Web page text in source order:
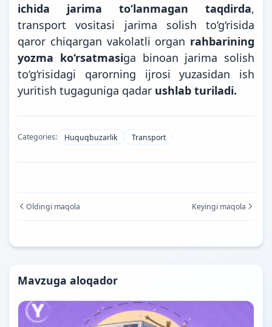
ichida jarima to‘lanmagan taqdirda,
transport vositasi jarima solish to‘g‘risida
qaror chiqargan vakolatli organ rahbarining
yozma ko‘rsatmasiga binoan jarima solish
to‘g‘risidagi qarorning ijrosi yuzasidan ish
yuritish tugaguniga qadar ushlab turiladi.
Categories: Huquqbuzarlik Transport
Oldingi maqola Keyingi maqola
Mavzuga aloqador